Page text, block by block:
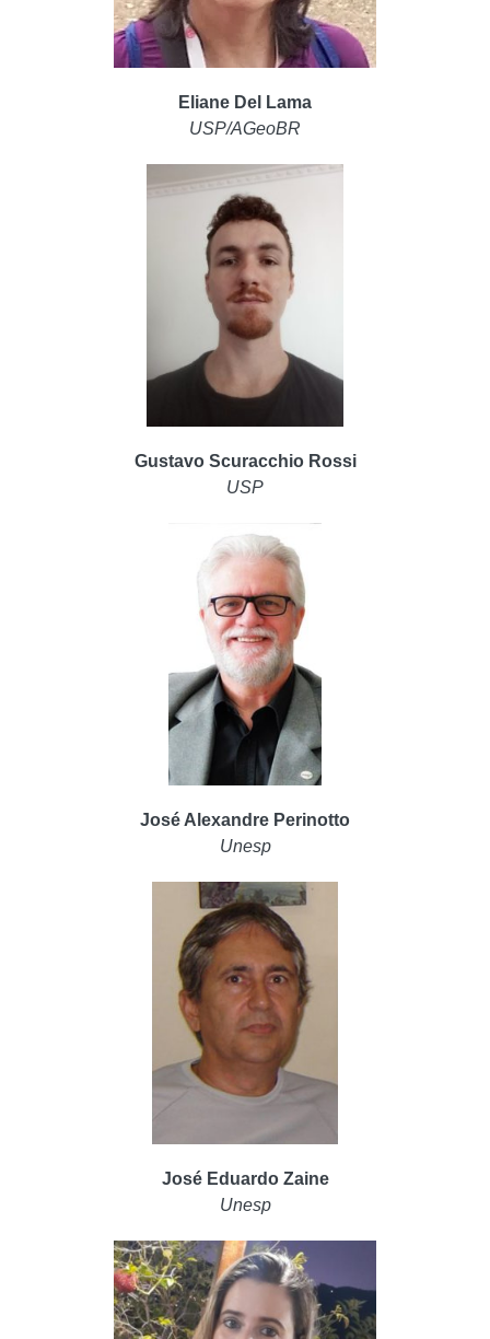
Eliane Del Lama
USP/AGeoBR
Gustavo Scuracchio Rossi
USP
José Alexandre Perinotto
Unesp
José Eduardo Zaine
Unesp